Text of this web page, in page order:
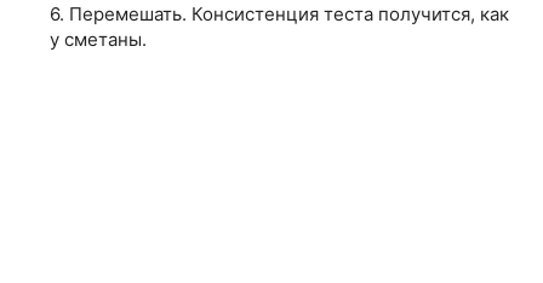
6. Перемешать. Консистенция теста получится, как
у сметаны.